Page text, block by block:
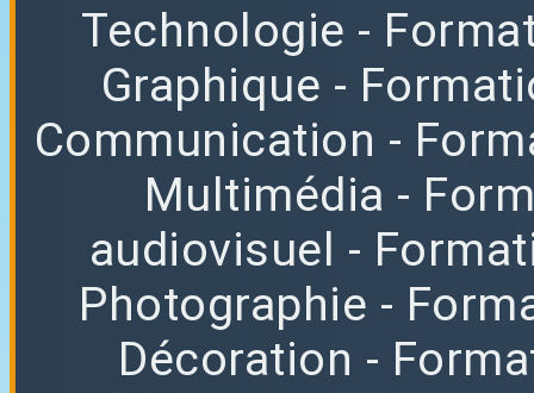
Technologie -
Graphique -
Communication -
Multimédia -
audiovisuel -
Photographie -
Décoration -